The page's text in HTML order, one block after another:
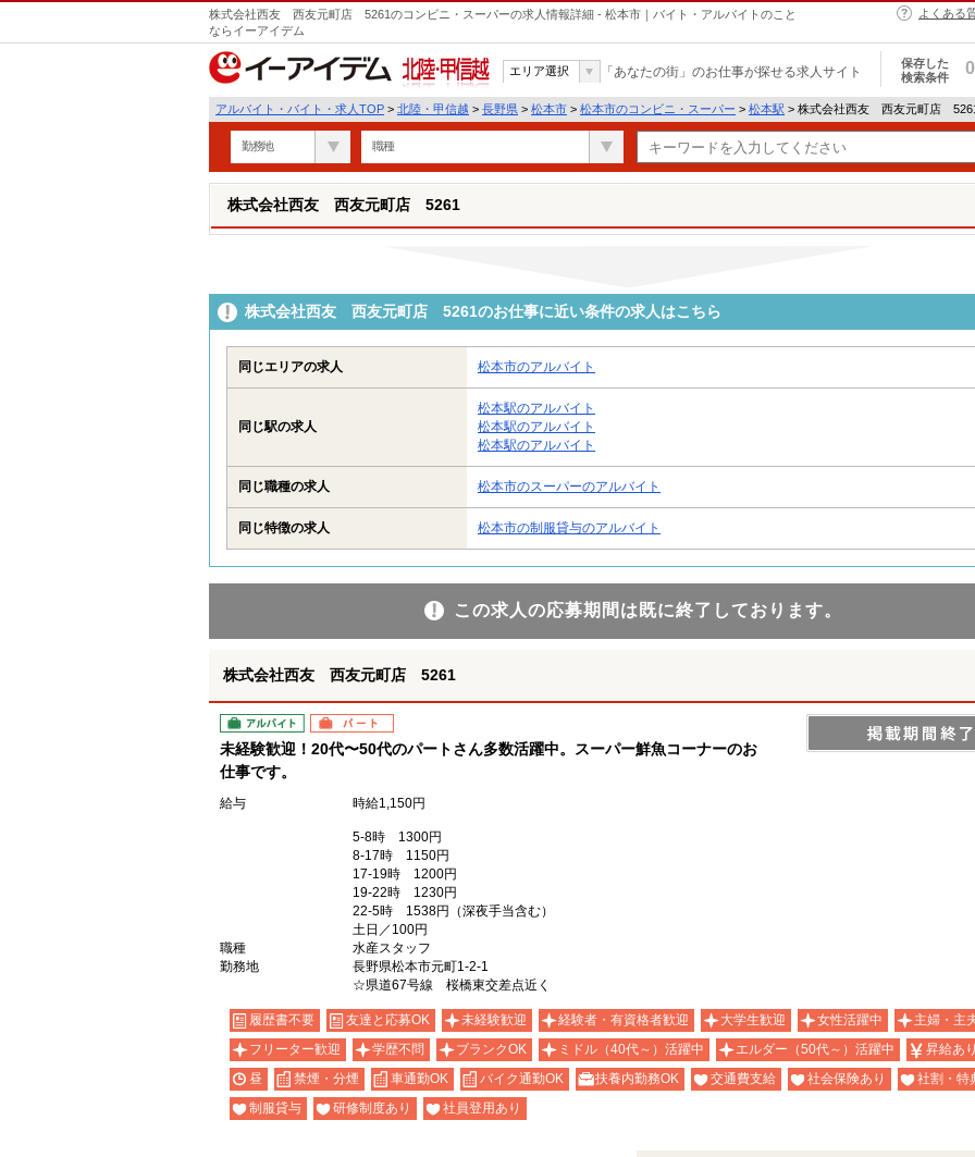
株式会社西友 西友元町店 5261のコンビニ・スーパーの求人情報詳細 - 松本市｜バイト・アルバイトのこと
ならイーアイデム
よくある
北陸・甲信越
エリア選択 「あなたの街」のお仕事が探せる求人サイト
保存した
検索条件
0
アルバイト・バイト・求人TOP > 北陸・甲信越 > 長野県 > 松本市 > 松本市のコンビニ・スーパー > 松本駅 > 株式会社西友 西友元町店
勤務地 職種
株式会社西友 西友元町店 5261
株式会社西友 西友元町店 5261のお仕事に近い条件の求人はこちら
同じエリアの求人 松本市のアルバイト
同じ駅の求人
松本駅のアルバイト
松本駅のアルバイト
松本駅のアルバイト
同じ職種の求人 松本市のスーパーのアルバイト
同じ特徴の求人 松本市の制服貸与のアルバイト
この求人の応募期間は既に終了しております。
株式会社西友 西友元町店 5261
アルバイト パート
未経験歓迎！20代〜50代のパートさん多数活躍中。スーパー鮮魚コーナーのお
仕事です。
給与 時給1,150円
5-8時 1300円
8-17時 1150円
17-19時 1200円
19-22時 1230円
22-5時 1538円（深夜手当含む）
土日／100円
職種
水産スタッフ
勤務地
長野県松本市元町1-2-1
☆県道67号線 桜橋東交差点近く
履歴書不要 友達と応募OK 未経験歓迎 経験者・有資格者歓迎 大学生歓迎 女性活躍中
主婦・主
フリーター歓迎
学歴不問 ブランクOK ミドル（40代～）活躍中 エルダー（50代～）活躍中
昇給あ
昼
禁煙・分煙 車通勤OK バイク通勤OK 扶養内勤務OK 交通費支給 社会保険あり
社割・特
制服貸与
研修制度あり 社員登用あり